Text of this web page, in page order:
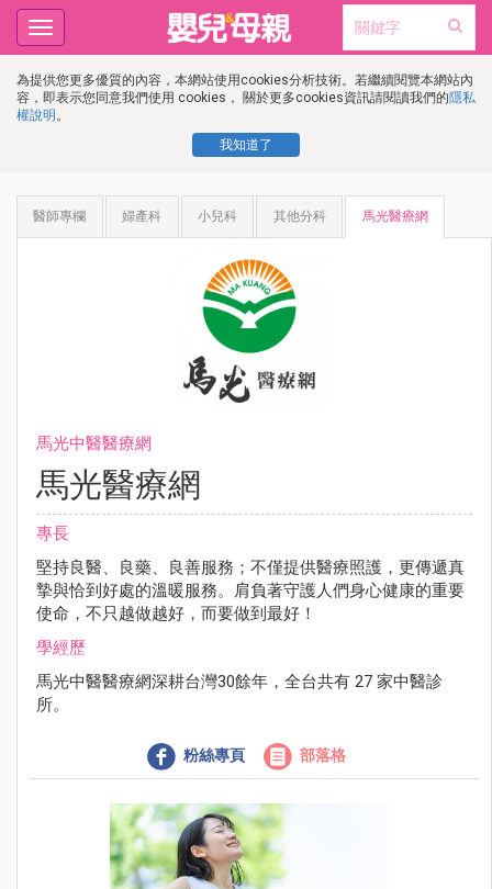
為提供您更多優質的內容，本網站使用cookies分析技術。若繼續閱覽本網站內
容，即表示您同意我們使用 cookies， 關於更多cookies資訊請閱讀我們的隱私
權說明 。
我知道了
Toggle
navigation
醫師專欄 婦產科 小兒科 其他分科 馬光醫療網
馬光中醫醫療網
馬光醫療網
專長
堅持良醫、良藥、良善服務；不僅提供醫療照護，更傳遞真
摯與恰到好處的溫暖服務。肩負著守護人們身心健康的重要
使命，不只越做越好，而要做到最好！
學經歷
馬光中醫醫療網深耕台灣30餘年，全台共有 27 家中醫診
所。
粉絲專頁 部落格